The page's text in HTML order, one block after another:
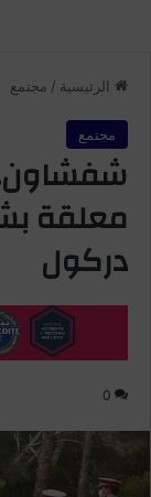
الرئيسية / مجتمع
مجتمع
معلقة
دركول
0